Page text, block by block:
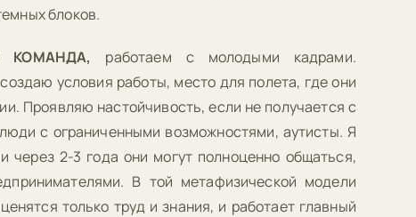
блоков.
КОМАНДА,
работаем с молодыми кадрами.
условия работы, место для полета, где они
Проявляю настойчивость, если не получается с
с ограниченными возможностями, аутисты. Я
через 2-3 года они могут полноценно общаться,
В той метафизической модели
только труд и знания, и работает главный